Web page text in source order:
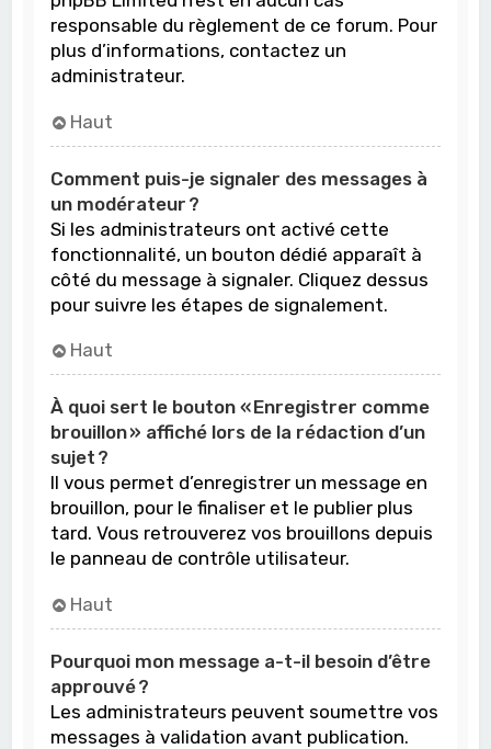
responsable du règlement de ce forum. Pour
plus d’informations, contactez un
administrateur.
Haut
Comment puis-je signaler des messages à
un modérateur ?
Si les administrateurs ont activé cette
fonctionnalité, un bouton dédié apparaît à
côté du message à signaler. Cliquez dessus
pour suivre les étapes de signalement.
Haut
À quoi sert le bouton « Enregistrer comme
brouillon » affiché lors de la rédaction d’un
sujet ?
Il vous permet d’enregistrer un message en
brouillon, pour le finaliser et le publier plus
tard. Vous retrouverez vos brouillons depuis
le panneau de contrôle utilisateur.
Haut
Pourquoi mon message a-t-il besoin d’être
approuvé ?
Les administrateurs peuvent soumettre vos
messages à validation avant publication.